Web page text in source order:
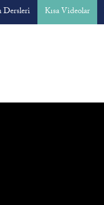
Dersleri Kısa Videolar